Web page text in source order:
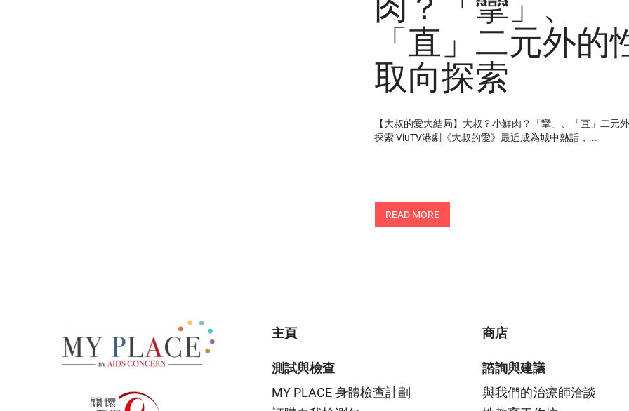
「直」二元外的
取向探索
【大叔的愛大結局】大叔？小鮮肉？「攣」、「直」二元
探索 ViuTV港劇《大叔的愛》最近成為城中熱話，...
READ MORE
主頁
測試與檢查
MY PLACE 身體檢查計劃
商店
諮詢與建議
與我們的治療師洽談